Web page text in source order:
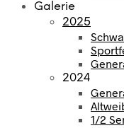
Galerie
2025
2024
1/2